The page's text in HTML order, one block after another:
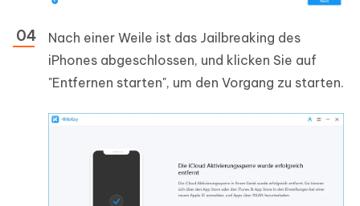
Nach einer Weile ist das Jailbreaking des
iPhones abgeschlossen, und klicken Sie auf
"Entfernen starten", um den Vorgang zu starten.